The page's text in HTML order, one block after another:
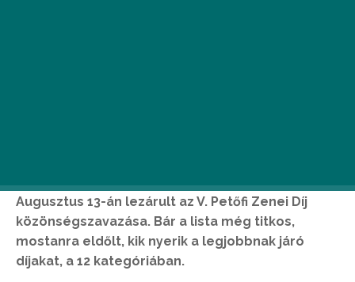
Augusztus 13-án lezárult az V. Petőfi Zenei Díj
közönségszavazása. Bár a lista még titkos,
mostanra eldőlt, kik nyerik a legjobbnak járó
díjakat, a 12 kategóriában.